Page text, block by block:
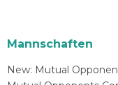
Mannschaften
New: Mutual